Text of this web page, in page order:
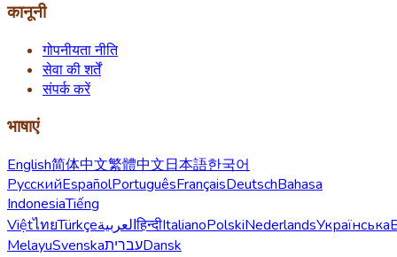
कानूनी
गोपनीयता नीति
सेवा की शर्तें
संपर्क करें
भाषाएं
English简体中文繁體中文日本語한국어
РусскийEspañolPortuguêsFrançaisDeutschBahasa
IndonesiaTiếng
ViệtไทยTürkçeالعربيةहिन्दीItalianoPolskiNederlandsУкраїнська
MelayuSvenskaעבריתDansk